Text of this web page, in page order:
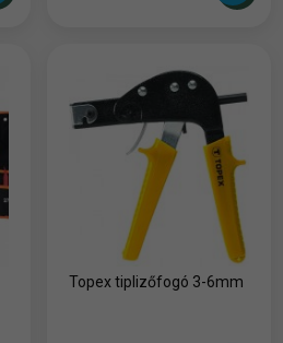
Topex tiplizőfogó 3-6mm